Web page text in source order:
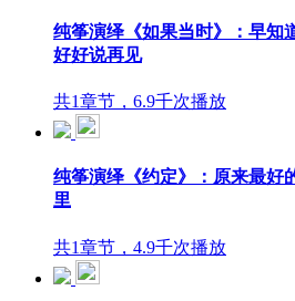
纯筝演绎《如果当时》：早知
好好说再见
共1章节，6.9千次播放
纯筝演绎《约定》：原来最好
里
共1章节，4.9千次播放